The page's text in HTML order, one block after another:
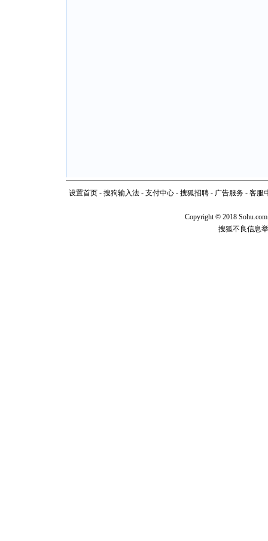
设置首页- 搜狗输入法- 支付中心- 搜狐招聘- 广告服务- 客服
Copyright© 2018
搜狐不良信息